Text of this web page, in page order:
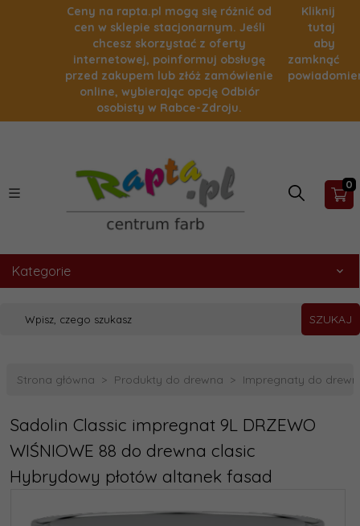
Ceny na rapta.pl mogą się różnić od
cen w sklepie stacjonarnym. Jeśli
chcesz skorzystać z oferty
internetowej, poinformuj obsługę
przed zakupem lub złóż zamówienie
online, wybierając opcję Odbiór
osobisty w Rabce-Zdroju.
Kliknij
tutaj
aby
zamknąć
0
Kategorie
SZUKAJ
Strona główna Produkty do drewna Impregnaty do
Sadolin Classic impregnat 9L DRZEWO
WIŚNIOWE 88 do drewna clasic
Hybrydowy płotów altanek fasad